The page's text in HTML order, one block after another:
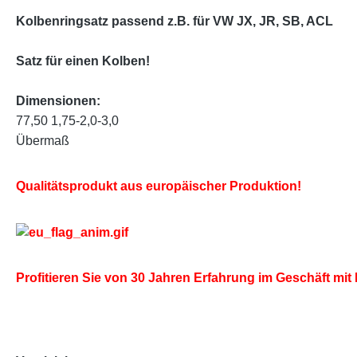
Kolbenringsatz passend z.B. für VW JX, JR, SB, ACL
Satz für einen Kolben!
Dimensionen:
77,50 1,75-2,0-3,0
Übermaß
Qualitätsprodukt aus europäischer Produktion!
Profitieren Sie von 30 Jahren Erfahrung im Geschäft